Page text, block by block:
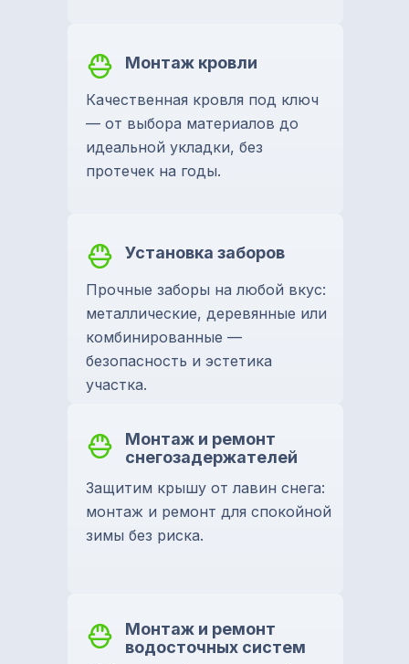
Монтаж кровли
Качественная кровля под ключ
— от выбора материалов до
идеальной укладки, без
протечек на годы.
Установка заборов
Прочные заборы на любой вкус:
металлические, деревянные или
комбинированные —
безопасность и эстетика
участка.
Монтаж и ремонт
снегозадержателей
Защитим крышу от лавин снега:
монтаж и ремонт для спокойной
зимы без риска.
Монтаж и ремонт
водосточных систем